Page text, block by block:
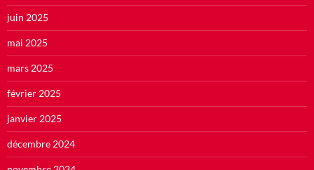
juin 2025
mai 2025
mars 2025
février 2025
janvier 2025
décembre 2024